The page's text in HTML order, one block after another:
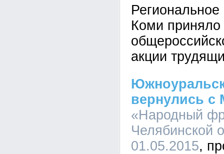
Коми приняло
акции
вернулись
«Народный
Челябинской
01.05.2015